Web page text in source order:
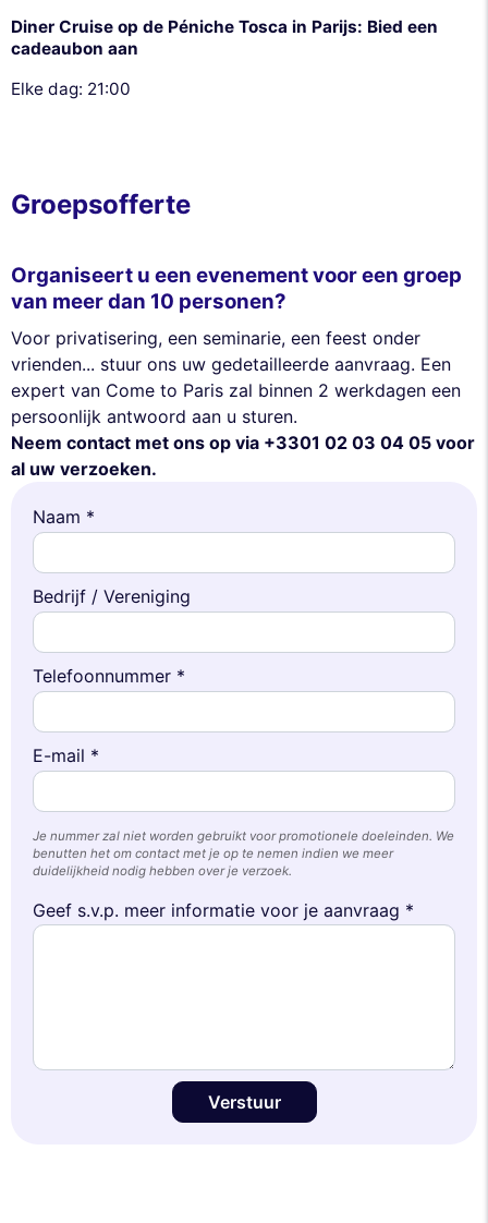
Diner Cruise op de Péniche Tosca in Parijs: Bied een
cadeaubon aan
Elke dag: 21:00
Groepsofferte
Organiseert u een evenement voor een groep
van meer dan 10 personen?
Voor privatisering, een seminarie, een feest onder
vrienden... stuur ons uw gedetailleerde aanvraag. Een
expert van Come to Paris zal binnen 2 werkdagen een
persoonlijk antwoord aan u sturen.
Neem contact met ons op via +3301 02 03 04 05 voor
al uw verzoeken.
Naam *
Bedrijf / Vereniging
Telefoonnummer *
E-mail *
Je nummer zal niet worden gebruikt voor promotionele doeleinden. We
benutten het om contact met je op te nemen indien we meer
duidelijkheid nodig hebben over je verzoek.
Geef s.v.p. meer informatie voor je aanvraag *
Verstuur